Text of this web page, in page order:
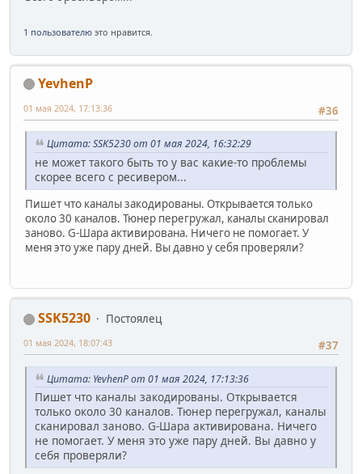
1 пользователю это нравится.
YevhenP
#36
01 мая 2024, 17:13:36
Цитата: SSK5230 от 01 мая 2024, 16:32:29
не может такого быть то у вас какие-то проблемы
скорее всего с ресивером...
Пишет что каналы закодированы. Открывается только
около 30 каналов. Тюнер перегружал, каналы сканировал
заново. G-Шара активирована. Ничего не помогает. У
меня это уже пару дней. Вы давно у себя проверяли?
SSK5230
Постоялец
#37
01 мая 2024, 18:07:43
Цитата: YevhenP от 01 мая 2024, 17:13:36
Пишет что каналы закодированы. Открывается
только около 30 каналов. Тюнер перегружал, каналы
сканировал заново. G-Шара активирована. Ничего
не помогает. У меня это уже пару дней. Вы давно у
себя проверяли?